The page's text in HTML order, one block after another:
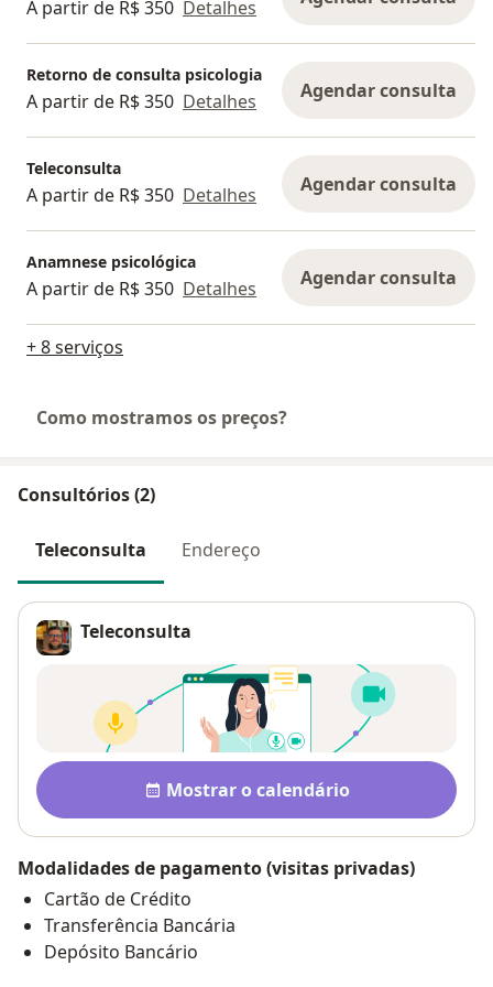
A partir de R$ 350 Detalhes
Retorno de consulta psicologia
A partir de R$ 350 Detalhes Agendar consulta
Teleconsulta
A partir de R$ 350 Detalhes Agendar consulta
Anamnese psicológica
A partir de R$ 350 Detalhes Agendar consulta
+ 8 serviços
Como mostramos os preços?
Consultórios (2)
Teleconsulta Endereço
Teleconsulta
Pagamento após a consulta
Disponibilidade
Mostrar o calendário
Modalidades de pagamento (visitas privadas)
Cartão de Crédito
Transferência Bancária
Depósito Bancário